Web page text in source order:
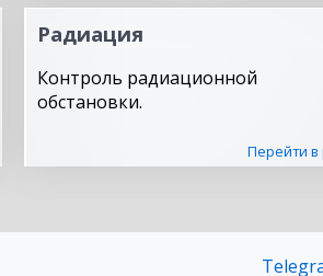
Радиация
Контроль радиационной
обстановки.
Перейти в